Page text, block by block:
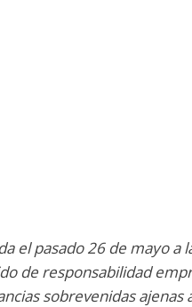
el pasado 26 de mayo
de responsabilidad
sobrevenidas